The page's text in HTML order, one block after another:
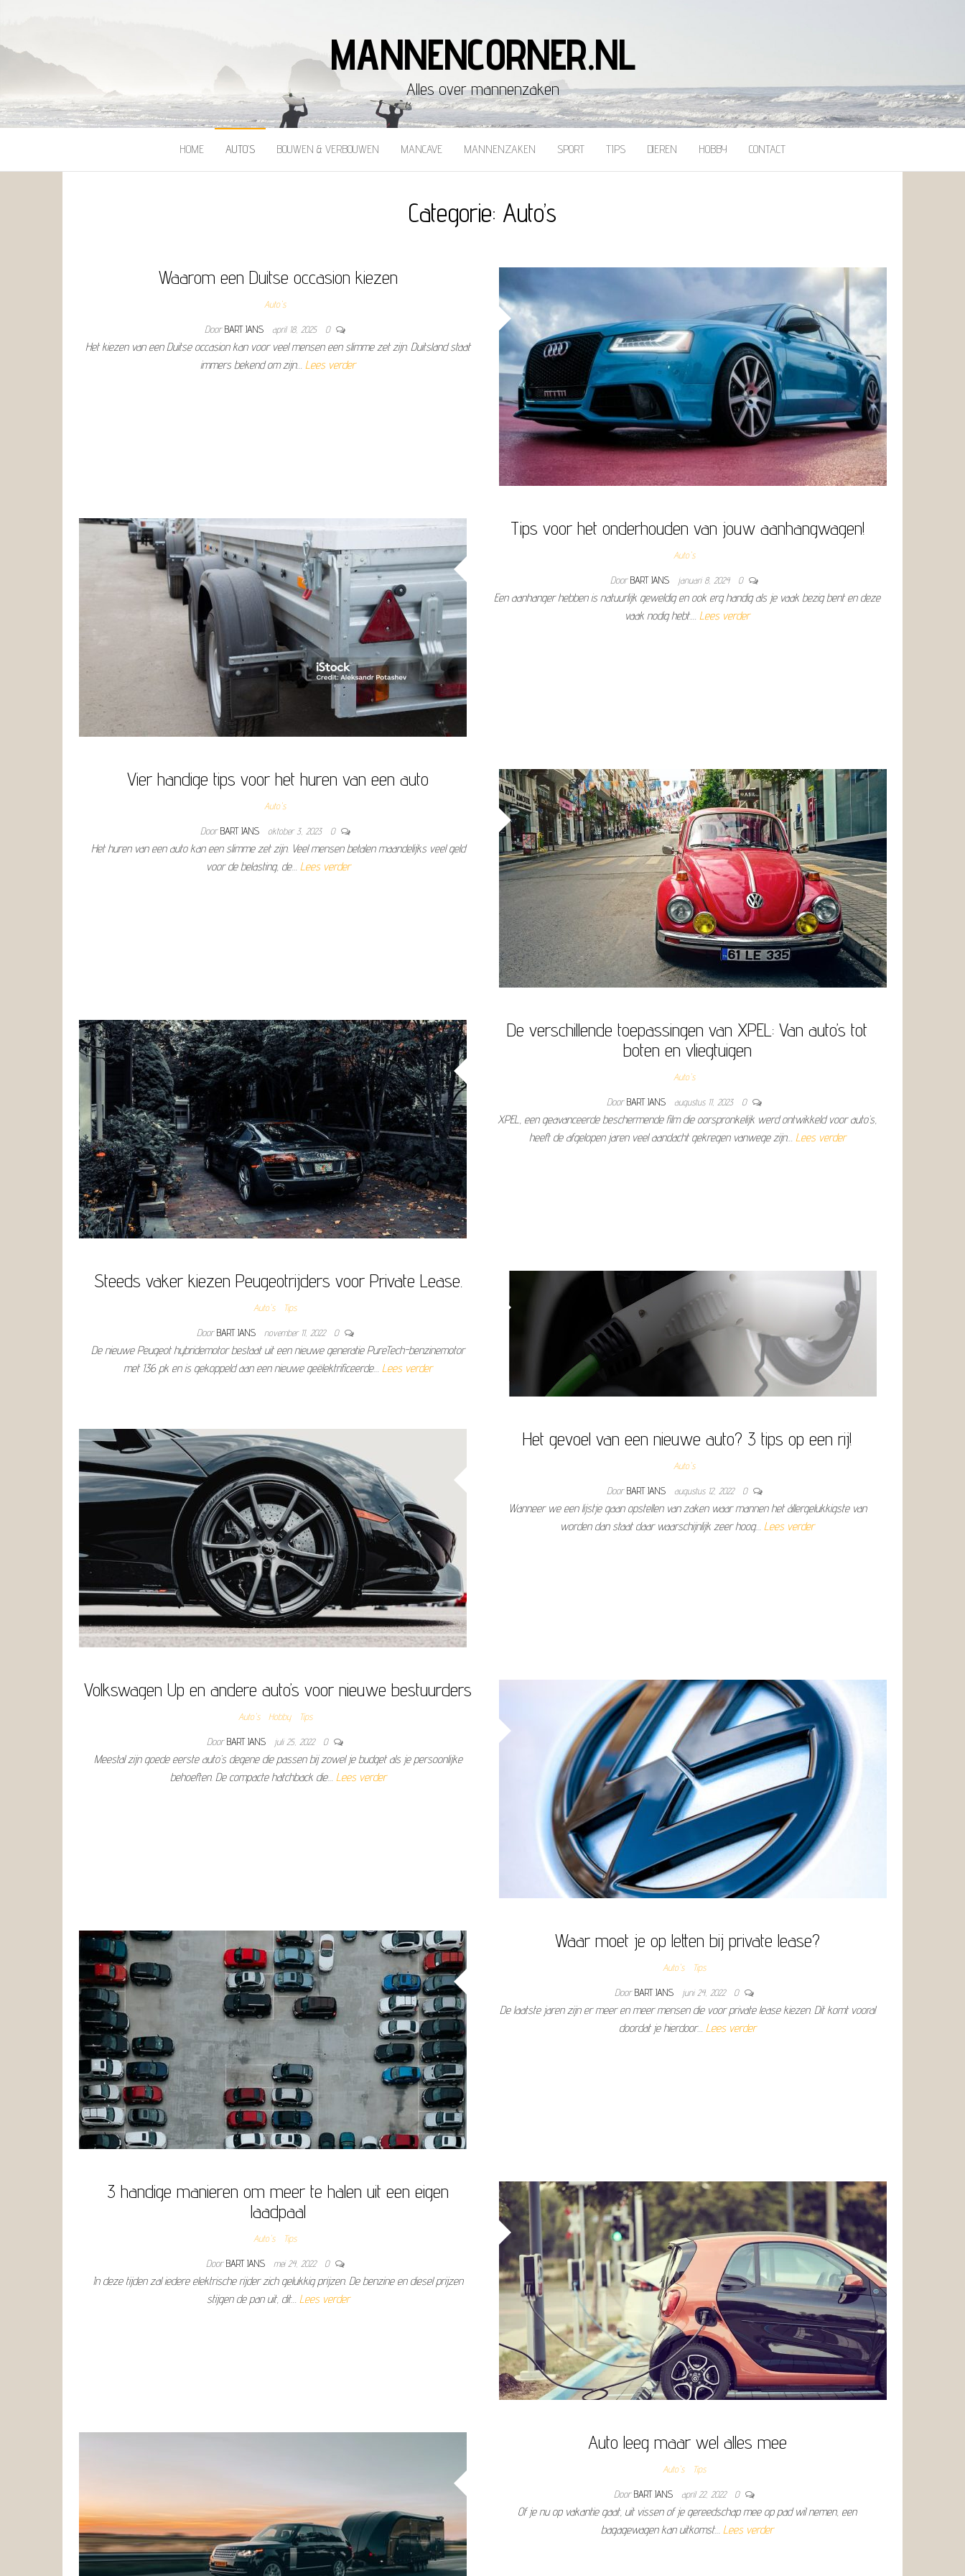
MANNENCORNER.NL
Alles over mannenzaken
HOME AUTO’S BOUWEN & VERBOUWEN MANCAVE MANNENZAKEN SPORT TIPS DIEREN HOBBY CONTACT
Categorie: Auto’s
Waarom een Duitse occasion kiezen
Auto's
Door BART JANS april 18, 2025 0
Het kiezen van een Duitse occasion kan voor veel mensen een slimme zet zijn. Duitsland staat
immers bekend om zijn… Lees verder
Tips voor het onderhouden van jouw aanhangwagen!
Auto's
Door BART JANS januari 8, 2024 0
Een aanhanger hebben is natuurlijk geweldig en ook erg handig als je vaak bezig bent en deze
vaak nodig hebt.… Lees verder
Vier handige tips voor het huren van een auto
Auto's
Door BART JANS oktober 3, 2023 0
Het huren van een auto kan een slimme zet zijn. Veel mensen betalen maandelijks veel geld
voor de belasting, de… Lees verder
De verschillende toepassingen van XPEL: Van auto’s tot
boten en vliegtuigen
Auto's
Door BART JANS augustus 11, 2023 0
XPEL, een geavanceerde beschermende film die oorspronkelijk werd ontwikkeld voor auto’s,
heeft de afgelopen jaren veel aandacht gekregen vanwege zijn… Lees verder
Steeds vaker kiezen Peugeotrijders voor Private Lease.
Auto's Tips
Door BART JANS november 11, 2022 0
De nieuwe Peugeot hybridemotor bestaat uit een nieuwe generatie PureTech-benzinemotor
met 136 pk en is gekoppeld aan een nieuwe geëlektrificeerde… Lees verder
Het gevoel van een nieuwe auto? 3 tips op een rij!
Auto's
Door BART JANS augustus 12, 2022 0
Wanneer we een lijstje gaan opstellen van zaken waar mannen het állergelukkigste van
worden dan staat daar waarschijnlijk zeer hoog… Lees verder
Volkswagen Up en andere auto’s voor nieuwe bestuurders
Auto's Hobby Tips
Door BART JANS juli 25, 2022 0
Meestal zijn goede eerste auto’s degene die passen bij zowel je budget als je persoonlijke
behoeften. De compacte hatchback die… Lees verder
Waar moet je op letten bij private lease?
Auto's Tips
Door BART JANS juni 24, 2022 0
De laatste jaren zijn er meer en meer mensen die voor private lease kiezen. Dit komt vooral
doordat je hierdoor… Lees verder
3 handige manieren om meer te halen uit een eigen
laadpaal
Auto's Tips
Door BART JANS mei 24, 2022 0
In deze tijden zal iedere elektrische rijder zich gelukkig prijzen. De benzine en diesel prijzen
stijgen de pan uit, dit… Lees verder
Auto leeg maar wel alles mee
Auto's Tips
Door BART JANS april 22, 2022 0
Of je nu op vakantie gaat, uit vissen of je gereedschap mee op pad wil nemen, een
bagagewagen kan uitkomst… Lees verder